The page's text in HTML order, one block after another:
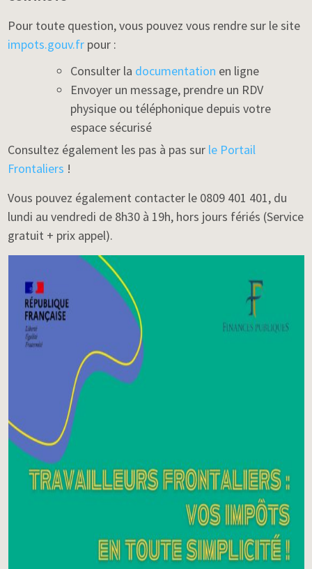
Pour toute question, vous pouvez vous rendre sur le site
impots.gouv.fr pour :
Consulter la documentation en ligne
Envoyer un message, prendre un RDV
physique ou téléphonique depuis votre
espace sécurisé
Consultez également les pas à pas sur le Portail
Frontaliers !
Vous pouvez également contacter le 0809 401 401, du
lundi au vendredi de 8h30 à 19h, hors jours fériés (Service
gratuit + prix appel).